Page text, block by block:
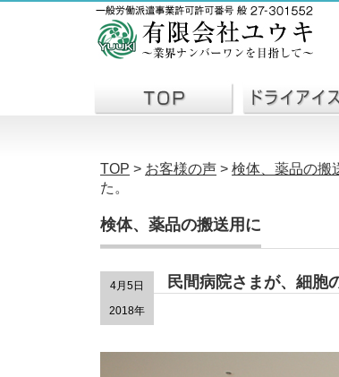
TOP > お客様の声 > 検体、薬品の搬
た。
検体、薬品の搬送用に
4月5日
2018年
民間病院さまが、細胞